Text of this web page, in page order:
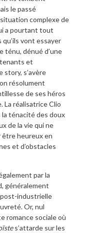
le passé
complexe de
a pourtant tout
qu’ils vont essayer
ténu, dénué d’une
et
s’avère
résolument
de ses héros
La réalisatrice Clio
la ténacité des doux
de la vie qui ne
heureux en
et d’obstacles
par la
généralement
industrielle
Or, nul
romance sociale où
s’attarde sur les